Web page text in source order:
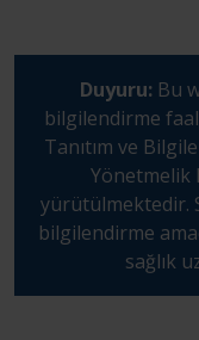
Duyuru: Bu
bilgilendirme
Tanıtım ve
Yönetmelik
yürütülmektedir.
bilgilendirme
sağlık